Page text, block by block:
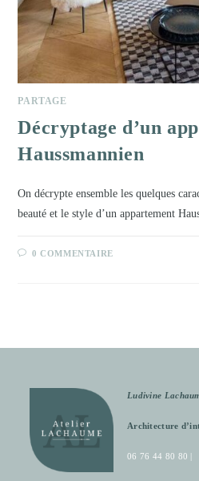
PARTAGE
Décryptage d’un
Haussmannien
On décrypte ensemble les quelques
beauté et le style d’un appartement
0 COMMENTAIRE
Ludivine
Architecture
06 76 44 80 80 |